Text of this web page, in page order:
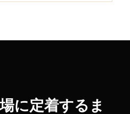
に定着するま